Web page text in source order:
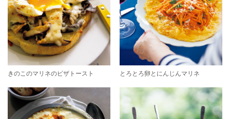
きのこのマリネのピザトースト とろとろ卵とにんじんマリネ